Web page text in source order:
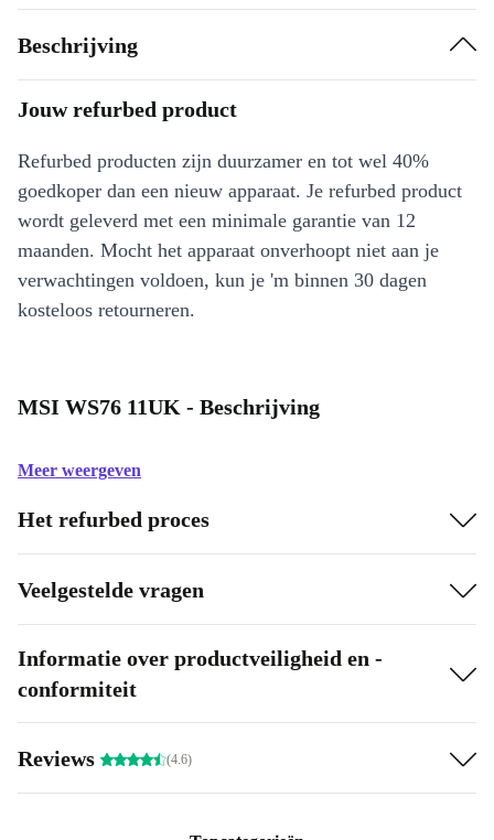
Beschrijving
Jouw refurbed product
Refurbed producten zijn duurzamer en tot wel 40%
goedkoper dan een nieuw apparaat. Je refurbed product
wordt geleverd met een minimale garantie van 12
maanden. Mocht het apparaat onverhoopt niet aan je
verwachtingen voldoen, kun je 'm binnen 30 dagen
kosteloos retourneren.
MSI WS76 11UK - Beschrijving
Meer weergeven
Het refurbed proces
Veelgestelde vragen
Informatie over productveiligheid en -
conformiteit
Reviews (4.6)